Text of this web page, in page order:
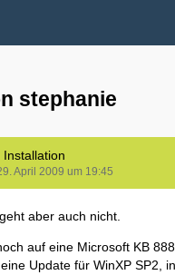
stephanie
Installation
April 2009 um 19:45
aber auch nicht.
auf eine Microsoft KB
Update für WinXP SP2,